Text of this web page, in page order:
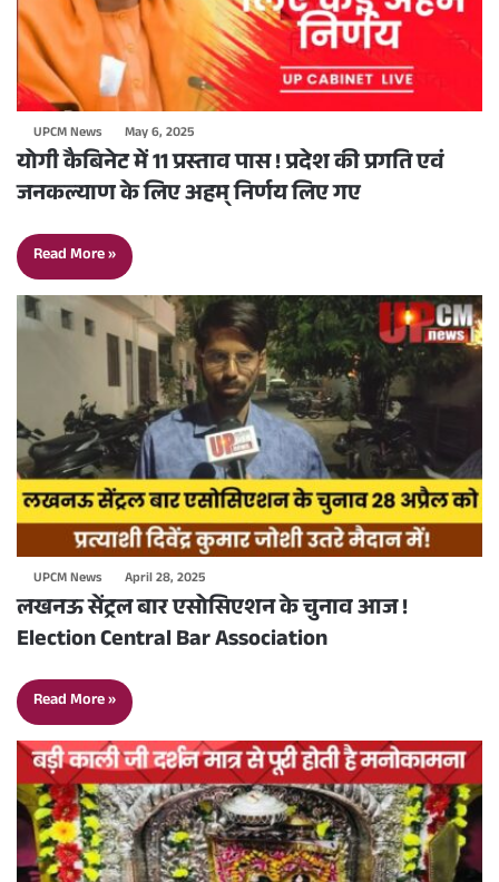
UPCM News May 6, 2025
योगी कैबिनेट में 11 प्रस्ताव पास ! प्रदेश की प्रगति एवं
जनकल्याण के लिए अहम् निर्णय लिए गए
Read More »
UPCM News April 28, 2025
लखनऊ सेंट्रल बार एसोसिएशन के चुनाव आज !
Election Central Bar Association
Read More »